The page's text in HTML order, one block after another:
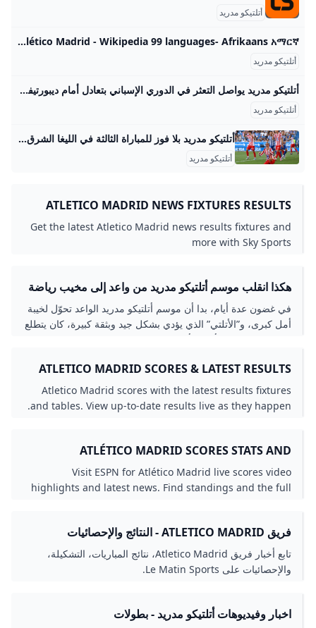
أتلتيكو مدريد
Atlético Madrid - Wikipedia 99 languages- Afrikaans አማርኛ العربية Aragonés Asturianu Azərbaycanca تۆرکجه Basa Bali বাংলা Башҡортса Беларуская Бел
أتلتيكو مدريد
أتلتيكو مدريد يواصل التعثر في الدوري الإسباني بتعادل أمام ديبورتيفو ألافيس انتهت قبل قليل مباراة أتلتيكو مدريد وديبورتيفو ألافيس، في اللقاء الذي جمع بينهما ضمن منافسات مسابقة الدوري الإسباني لا ليجا . رياضة أتلتيكو مدريد يواصل التعثر في الدوري الإسباني بتعادل أمام دي محمد مصطفى السبت 30/أغسطس/2025 - 08:13 م أضف للمفضلة شارك شارك x facebooktwitterrss feed انتهت قبل قليل مباراة أتلتيكو مدريد وديبورتيفو ألافيس، في اللقاء الذي جمع بينهما ضمن منافسات مسابقة الدوري الإسباني2025 - 2026 لا ليجا. قائمة ريال مدريد ضد ريال مايوركا في الدوري الإسباني بمشاركة هيثم حسن.
أتلتيكو مدريد
أتلتيكو مدريد بلا فوز للمباراة الثالثة في الليغا الشرق رياضة واصل أتلتيكو مدريد إهدار النقاط في بداية سيئة لموسم الدوري الإسباني عقب تعادل مع مضيفه ألافيس 1-1 اليوم السبت. | الشرق رياضة دقائق القراءة - 2شاركتابع آخر الأخبار على واتسابنُشر:30 أغسطس 2025 17:48آخر تحديث:30 أغسطس 2025 17:48 سيميوني تحت صفيح ساخن.. أتلتيكو مدريد بلا فوز للمباراة الثالثة في الليغا التالي:المغربي عز الدين أوناحي ينتقل من مارسيليا إلى الدوري الإسباني 12345
أتلتيكو مدريد
ATLETICO MADRID NEWS FIXTURES RESULTS
TABLE SKY SPORTS
Get the latest Atletico Madrid news results fixtures and
more with Sky Sports
هكذا انقلب موسم أتلتيكو مدريد من واعد إلى مخيب رياضة
الجزيرة نت
في غضون عدة أيام، بدا أن موسم أتلتيكو مدريد الواعد تحوّل لخيبة
أمل كبرى، و”الأتلتي” الذي يؤدي بشكل جيد وبثقة كبيرة، كان يتطلع
لمواصلة مشواره بأبطال أوروبا، مع تصدره الليغا وهو في موقف
ATLETICO MADRID SCORES & LATEST RESULTS
TODAY LIVESCORE
Atletico Madrid scores with the latest results fixtures
and tables. View up-to-date results live as they happen.
ATLÉTICO MADRID SCORES STATS AND
HIGHLIGHTS - ESPN
Visit ESPN for Atlético Madrid live scores video
highlights and latest news. Find standings and the full
فريق ATLETICO MADRID - النتائج والإحصائيات
تابع أخبار فريق Atletico Madrid، نتائج المباريات، التشكيلة،
والإحصائيات على Le Matin Sports.
اخبار وفيديوهات أتلتيكو مدريد - بطولات